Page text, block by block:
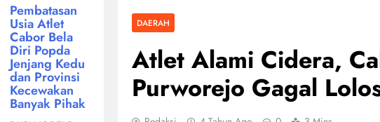
DAERAH
Atlet Alami Cidera,
Purworejo Gagal
Pembatasan
Usia Atlet
Cabor Bela
Diri Popda
Jenjang Kedu
dan Provinsi
Kecewakan
Banyak Pihak